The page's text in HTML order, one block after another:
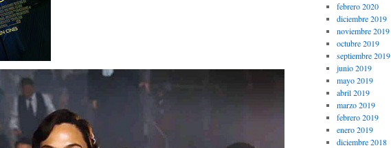
febrero 2020
diciembre 2019
noviembre 2019
octubre 2019
septiembre 2019
junio 2019
mayo 2019
abril 2019
marzo 2019
febrero 2019
enero 2019
diciembre 2018